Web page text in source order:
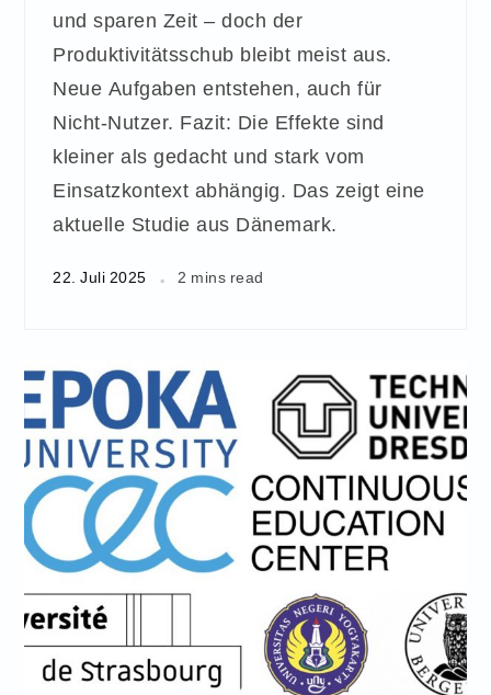
und sparen Zeit – doch der
Produktivitätsschub bleibt meist aus.
Neue Aufgaben entstehen, auch für
Nicht-Nutzer. Fazit: Die Effekte sind
kleiner als gedacht und stark vom
Einsatzkontext abhängig. Das zeigt eine
aktuelle Studie aus Dänemark.
22. Juli 2025 2 mins read